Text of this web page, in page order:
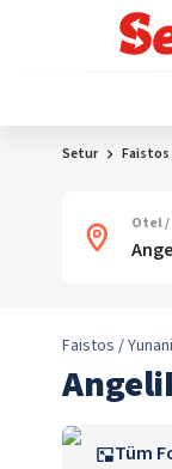
Setur
Otel /
Faistos /
Tüm